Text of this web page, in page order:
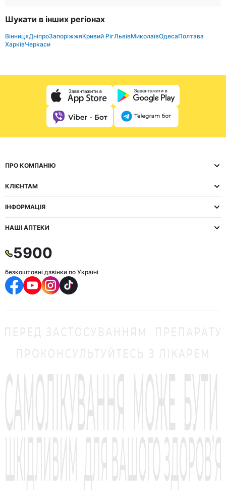
Шукати в інших регіонах
ВінницяДніпроЗапоріжжяКривий РігЛьвівМиколаївОдесаПолтава
ХарківЧеркаси
ПРО КОМПАНІЮ
КЛІЄНТАМ
ІНФОРМАЦІЯ
НАШІ АПТЕКИ
5900
безкоштовні дзвінки по Україні